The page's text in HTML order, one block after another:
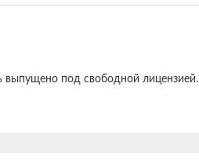
под свободной лицензией.